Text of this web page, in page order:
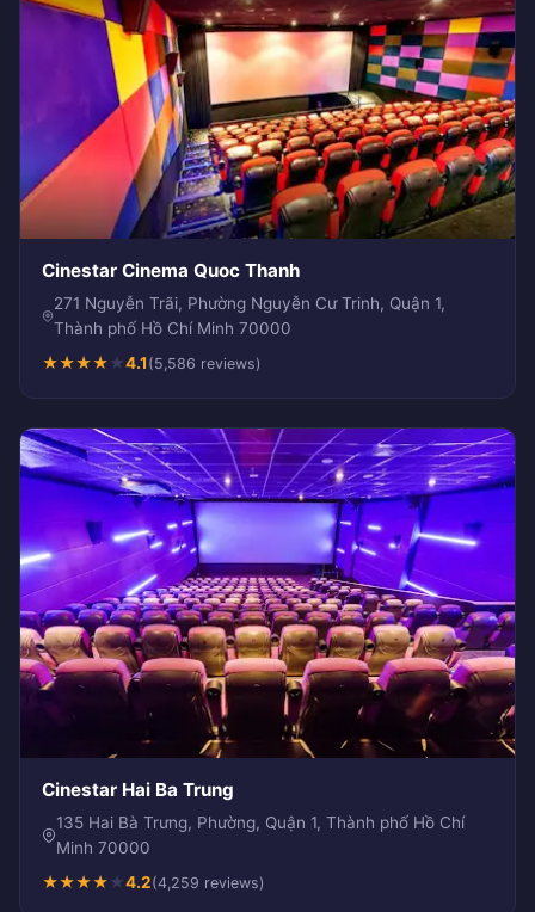
Cinestar Cinema Quoc Thanh
271 Nguyễn Trãi, Phường Nguyễn Cư Trinh, Quận 1,
Thành phố Hồ Chí Minh 70000
★★★★★4.1 (5,586 reviews)
Cinestar Hai Ba Trung
135 Hai Bà Trưng, Phường, Quận 1, Thành phố Hồ Chí
Minh 70000
★★★★★4.2(4,259 reviews)